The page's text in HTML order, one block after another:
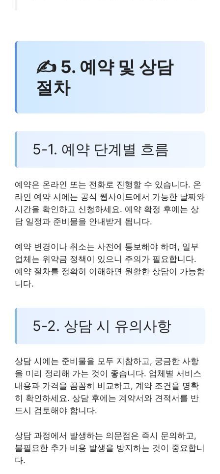
✍ 5. 예약 및 상담
절차
5-1. 예약 단계별 흐름
예약은 온라인 또는 전화로 진행할 수 있습니다. 온
라인 예약 시에는 공식 웹사이트에서 가능한 날짜와
시간을 확인하고 신청하세요. 예약 확정 후에는 상
담 일정과 준비물을 안내받게 됩니다.
예약 변경이나 취소는 사전에 통보해야 하며, 일부
업체는 위약금 정책이 있으니 주의가 필요합니다.
예약 절차를 정확히 이해하면 원활한 상담이 가능합
니다.
5-2. 상담 시 유의사항
상담 시에는 준비물을 모두 지참하고, 궁금한 사항
을 미리 정리해 가는 것이 좋습니다. 업체별 서비스
내용과 가격을 꼼꼼히 비교하고, 계약 조건을 명확
히 확인하세요. 상담 후에는 계약서와 견적서를 반
드시 검토해야 합니다.
상담 과정에서 발생하는 의문점은 즉시 문의하고,
불필요한 추가 비용 발생을 방지하는 것이 중요합니
다.